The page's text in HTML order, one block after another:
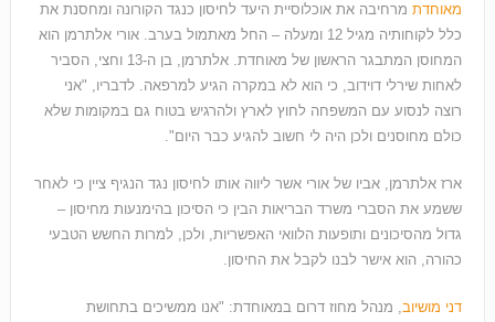
מאוחדתמרחיבה את אוכלוסיית היעד לחיסון כנגד הקורונה ומחסנת את
כלל לקוחותיה מגיל 12 ומעלה – החל מאתמול בערב. אורי אלתרמן הוא
המחוסן המתבגר הראשון של מאוחדת. אלתרמן, בן ה-13 וחצי, הסביר
לאחות שירלי דוידוב, כי הוא לא במקרה הגיע למרפאה. לדבריו, "אני
רוצה לנסוע עם המשפחה לחוץ לארץ ולהרגיש בטוח גם במקומות שלא
כולם מחוסנים ולכן היה לי חשוב להגיע כבר היום".
ארז אלתרמן, אביו של אורי אשר ליווה אותו לחיסון נגד הנגיף ציין כי לאחר
ששמע את הסברי משרד הבריאות הבין כי הסיכון בהימנעות מחיסון –
גדול מהסיכונים ותופעות הלוואי האפשריות, ולכן, למרות החשש הטבעי
כהורה, הוא אישר לבנו לקבל את החיסון.
דני מושיוב, מנהל מחוז דרום במאוחדת: "אנו ממשיכים בתחושת